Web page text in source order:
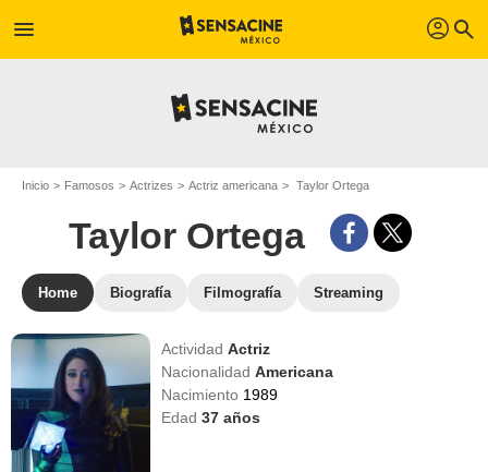
menu profil search
Inicio Famosos Actrizes Actriz americana Taylor Ortega
Taylor Ortega
Home Biografía Filmografía Streaming
ActividadActriz
NacionalidadAmericana
Nacimiento 1989
Edad37 años